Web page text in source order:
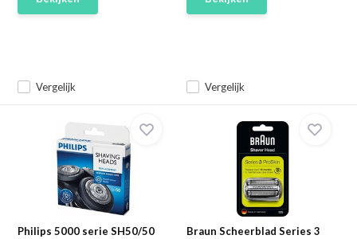
Vergelijk Vergelijk
Philips 5000 serie SH50/50
Braun Scheerblad Series 3